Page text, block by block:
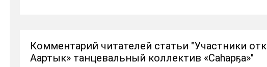
Комментарий читателей статьи "Участники
Аартык» танцевальный коллектив «Саһарҕа»"